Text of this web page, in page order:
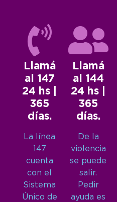
Llamá
al 147
24 hs |
365
días.
La línea
147
cuenta
con el
Sistema
Único de
Llamá
al 144
24 hs |
365
días.
De la
violencia
se puede
salir.
Pedir
ayuda es